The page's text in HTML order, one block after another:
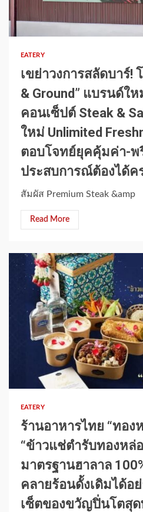
1 min read
EATERY
เขย่าวงการสลัดบาร์!
& Ground” แบรนด์ใ
คอนเซ็ปต์ Steak &
ใหม่ Unlimited
ตอบโจทย์ยุคคุ้มค่า-พ
ประสบการณ์ต้องได้ค
สัมผัส Premium Steak &amp
Read More
1 min read
EATERY
ร้านอาหารไทย “ทอง
“ข้าวแช่ตำรับทองหล่
มาตรฐานฮาลาล
คลายร้อนดั้งเดิมได้อ
เซ็ตของขวัญปิ่นโตสุด